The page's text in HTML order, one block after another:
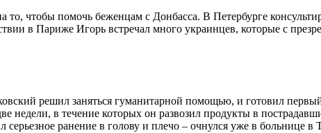
чтобы помочь беженцам с Донбасса. В Петербурге
в Париже Игорь встречал много украинцев, которые с
решил заняться гуманитарной помощью, и готовил
недели, в течение которых он развозил продукты в
ранение в голову и плечо – очнулся уже в больнице в